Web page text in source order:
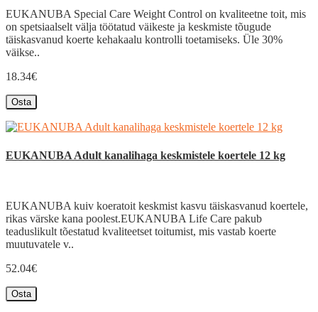
EUKANUBA Special Care Weight Control on kvaliteetne toit, mis
on spetsiaalselt välja töötatud väikeste ja keskmiste tõugude
täiskasvanud koerte kehakaalu kontrolli toetamiseks. Üle 30%
väikse..
18.34€
Osta
EUKANUBA Adult kanalihaga keskmistele koertele 12 kg
EUKANUBA kuiv koeratoit keskmist kasvu täiskasvanud koertele,
rikas värske kana poolest.EUKANUBA Life Care pakub
teaduslikult tõestatud kvaliteetset toitumist, mis vastab koerte
muutuvatele v..
52.04€
Osta